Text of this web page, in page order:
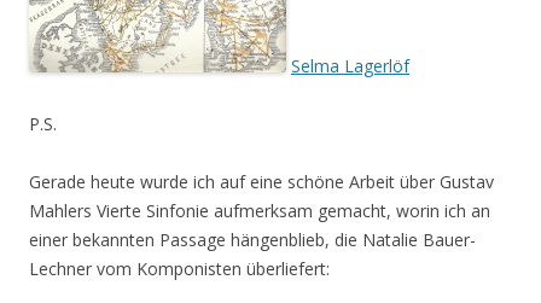
Selma Lagerlöf
P.S.
Gerade heute wurde ich auf eine schöne Arbeit über Gustav
Mahlers Vierte Sinfonie aufmerksam gemacht, worin ich an
einer bekannten Passage hängenblieb, die Natalie Bauer-
Lechner vom Komponisten überliefert: